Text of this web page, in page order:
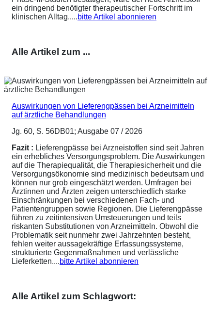
ein dringend benötigter therapeutischer Fortschritt im
klinischen Alltag.....bitte Artikel abonnieren
Alle Artikel zum ...
Auswirkungen von Lieferengpässen bei Arzneimitteln
auf ärztliche Behandlungen
Jg. 60, S. 56DB01; Ausgabe 07 / 2026
Fazit : Lieferengpässe bei Arzneistoffen sind seit Jahren
ein erhebliches Versorgungsproblem. Die Auswirkungen
auf die Therapiequalität, die Therapiesicherheit und die
Versorgungsökonomie sind medizinisch bedeutsam und
können nur grob eingeschätzt werden. Umfragen bei
Ärztinnen und Ärzten zeigen unterschiedlich starke
Einschränkungen bei verschiedenen Fach- und
Patientengruppen sowie Regionen. Die Lieferengpässe
führen zu zeitintensiven Umsteuerungen und teils
riskanten Substitutionen von Arzneimitteln. Obwohl die
Problematik seit nunmehr zwei Jahrzehnten besteht,
fehlen weiter aussagekräftige Erfassungssysteme,
strukturierte Gegenmaßnahmen und verlässliche
Lieferketten....bitte Artikel abonnieren
Alle Artikel zum Schlagwort: